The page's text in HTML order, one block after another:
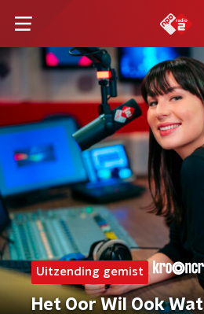
Uitzending gemist
Het Oor Wil Ook Wat